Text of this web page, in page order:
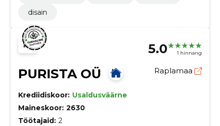
disain
5.0 1 hinnang
PURISTA OÜ Raplamaa
Krediidiskoor: Usaldusväärne
Maineskoor: 2630
Töötajaid: 2